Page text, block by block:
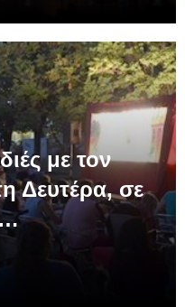
με τον
Δευτέρα, σε